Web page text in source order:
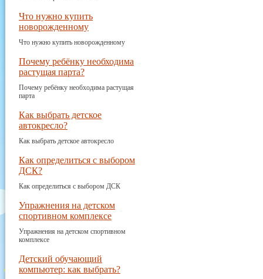
Что нужно купить
новорожденному
Что нужно купить новорожденному
Почему ребёнку необходима
растущая парта?
Почему ребёнку необходима растущая
парта
Как выбрать детское
автокресло?
Как выбрать детское автокресло
Как определиться с выбором
ДСК?
Как определиться с выбором ДСК
Упражнения на детском
спортивном комплексе
Упражнения на детском спортивном
комплексе
Детский обучающий
компьютер: как выбрать?